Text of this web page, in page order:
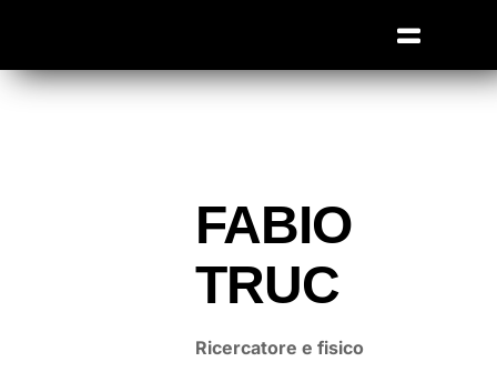
Toggle
Home
FABIO
TRUC
Ricercatore e fisico